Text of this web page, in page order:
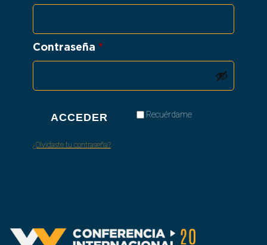
Contraseña *
Recuérdame
ACCEDER
¿Olvidaste tu contraseña?